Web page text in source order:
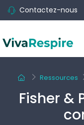
Contactez-nous
Ressources
Fisher &